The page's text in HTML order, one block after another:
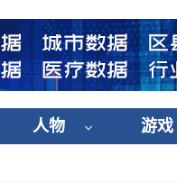
人物 游戏